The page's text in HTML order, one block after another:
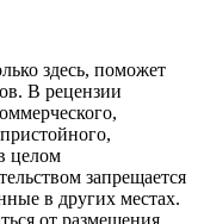
здесь, поможет
В рецензии
целом
запрещается
в других местах.
от размещения